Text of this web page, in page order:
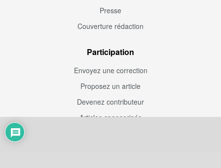
Presse
Couverture rédaction
Participation
Envoyez une correction
Proposez un article
Devenez contributeur
Articles sponsorisés